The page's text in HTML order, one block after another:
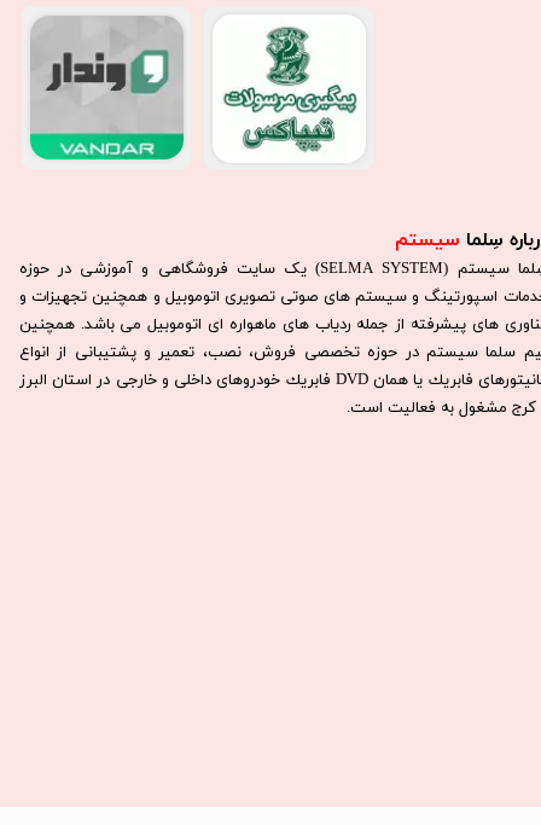
سِلما سیستم​​​​​​​
سِلما سيستم (SELMA SYSTEM) یک سایت فروشگاهی و آموزشی در حوزه
اسپورتینگ و سیستم های صوتی تصویری اتوموبیل و همچنین تجهیزات و
های پیشرفته از جمله ردیاب های ماهواره ای اتوموبیل می باشد. همچنين
سلما سيستم در حوزه تخصصی فروش، نصب، تعمير و پشتيبانی از انواع
مانيتورهای فابريك يا همان DVD فابريك خودروهای داخلی و خارجی در استان البرز
كرج مشغول به فعاليت است.​​​​​​​